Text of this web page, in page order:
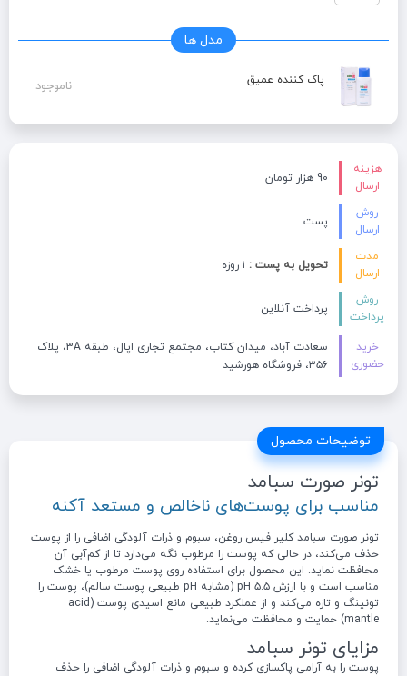
مدل ها
پاک کننده عمیق ناموجود
هزینه
ارسال
90 هزار تومان
روش
ارسال
پست
مدت
ارسال
تحویل به پست :
روش
پرداخت
پرداخت آنلاین
خرید
حضوری
سعادت آباد، میدان کتاب، مجتمع تجاری اپال، طبقه 3A، پلاک
۳۵۶، فروشگاه هورشید
توضیحات محصول
تونر صورت سبامد
مناسب برای پوست‌های ناخالص و مستعد آکنه
تونر صورت سبامد کلیر فیس روغن، سبوم و ذرات آلودگی اضافی را از پوست
حذف می‌کند، در حالی که پوست را مرطوب نگه می‌دارد تا از کم‌آبی آن
محافظت نماید. این محصول برای استفاده روی پوست مرطوب یا خشک
مناسب است و با ارزش pH ۵.۵ (مشابه pH طبیعی پوست سالم)، پوست را
تونینگ و تازه می‌کند و از عملکرد طبیعی مانع اسیدی پوست (acid
mantle) حمایت و محافظت می‌نماید.
مزایای تونر سبامد
پوست را به آرامی پاکسازی کرده و سبوم و ذرات آلودگی اضافی را حذف